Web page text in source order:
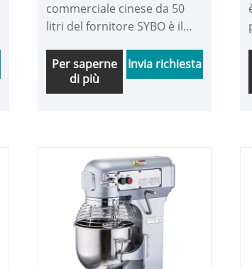
commerciale cinese da 50
litri del fornitore SYBO è il
planetario. Per dirla
semplicemente, il mixer
girerà e ruoterà attorno al
Per saperne
di più
Invia richiesta